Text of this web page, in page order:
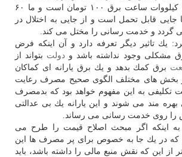
یعنی اگر قیمت یك كیلووات ساعت برق ۱۰۰ تومان است و ما ۶۰
جایی قابل تحمل است و از جایی به اختلال در
گردد و خدمت رسانی را مختل می كند.
یك تاثیر دیگر تعرفه دارد و آن اینكه فرض
مشكلی وجود نداشته باشد و دولت بتواند از
برق كمك بدهد و یك برق یارانه ای كماكان
بخش های مختلف الگوی صحیح مصرف رعایت
تكلیفی به این مفهوم خواهد بود كه بدمصرف
بهره مند می شوند و این یارانه یك بی عدالتی
روی خدمت رسانی می رساند.
به اینكه اگر مبحث اصلاح قیمت را طرح می
كه در یك جا به خصوص برای پر مصرف ها این
از این كه نقش منبع مالی را داشته باشد، باید